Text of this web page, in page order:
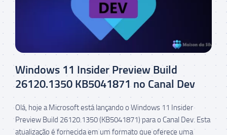
Windows 11 Insider Preview Build
26120.1350 KB5041871 no Canal Dev
Olá, hoje a Microsoft está lançando o Windows 11 Insider
Preview Build 26120.1350 (KB5041871) para o Canal Dev. Esta
atualização é fornecida em um formato que oferece uma